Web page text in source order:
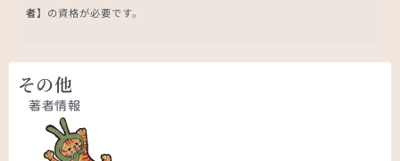
者】 の資格が必要です。
その他
著者情報